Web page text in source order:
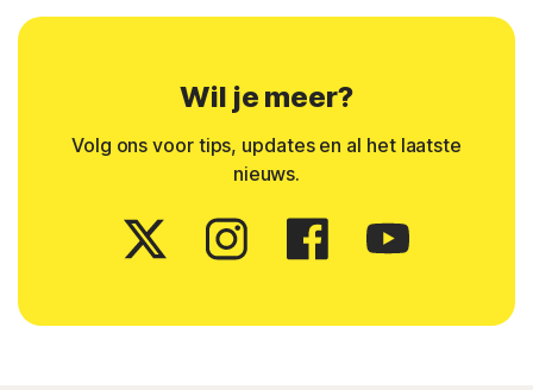
Wil je meer?
Volg ons voor tips, updates en al het laatste
nieuws.